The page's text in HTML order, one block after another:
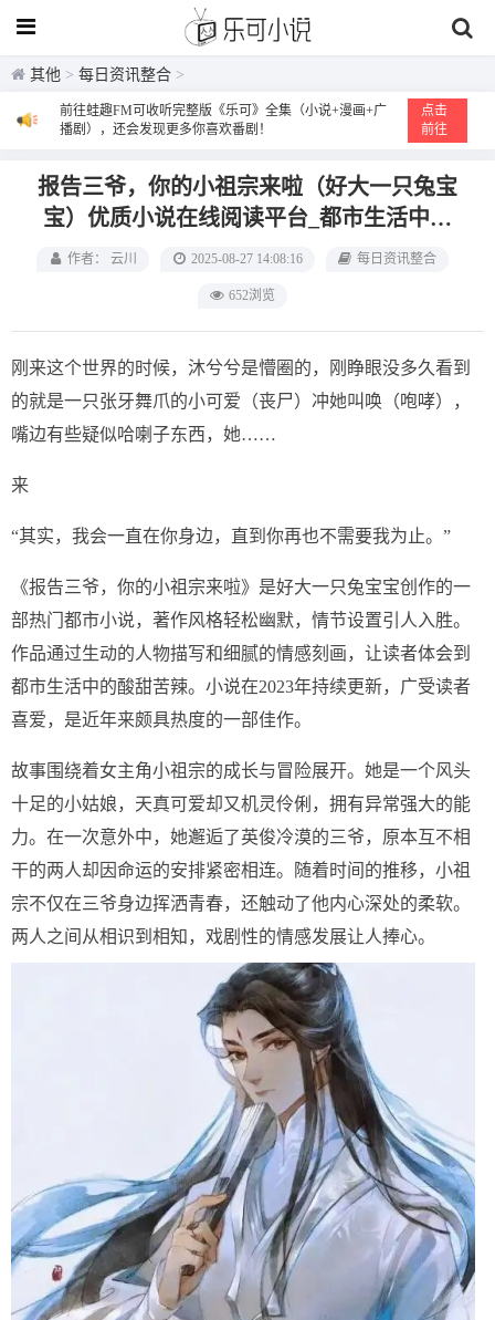
其他 > 每日资讯整合 >
前往蛙趣FM可收听完整版《乐可》全集（小说+漫画+广
播剧），还会发现更多你喜欢番剧！
点击
前往
报告三爷，你的小祖宗来啦（好大一只兔宝
宝）优质小说在线阅读平台_都市生活中的
温暖成长与甜美冒险
作者： 云川 2025-08-27 14:08:16 每日资讯整合
652浏览
刚来这个世界的时候，沐兮兮是懵圈的，刚睁眼没多久看到
的就是一只张牙舞爪的小可爱（丧尸）冲她叫唤（咆哮），
嘴边有些疑似哈喇子东西，她……
来
“其实，我会一直在你身边，直到你再也不需要我为止。”
《报告三爷，你的小祖宗来啦》是好大一只兔宝宝创作的一
部热门都市小说，著作风格轻松幽默，情节设置引人入胜。
作品通过生动的人物描写和细腻的情感刻画，让读者体会到
都市生活中的酸甜苦辣。小说在2023年持续更新，广受读者
喜爱，是近年来颇具热度的一部佳作。
故事围绕着女主角小祖宗的成长与冒险展开。她是一个风头
十足的小姑娘，天真可爱却又机灵伶俐，拥有异常强大的能
力。在一次意外中，她邂逅了英俊冷漠的三爷，原本互不相
干的两人却因命运的安排紧密相连。随着时间的推移，小祖
宗不仅在三爷身边挥洒青春，还触动了他内心深处的柔软。
两人之间从相识到相知，戏剧性的情感发展让人捧心。